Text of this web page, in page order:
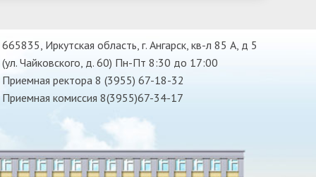
665835, Иркутская область, г. Ангарск, кв-л 85 А, д 5
(ул. Чайковского, д. 60) Пн-Пт 8:30 до 17:00
Приемная ректора 8 (3955) 67-18-32
Приемная комиссия 8(3955)67-34-17